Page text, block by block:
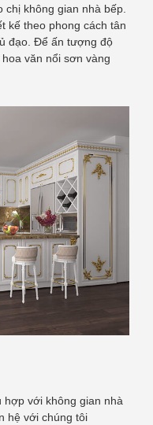
chị không gian nhà bếp.
kế theo phong cách tân
đạo. Để ấn tượng độ
văn nổi sơn vàng
với không gian nhà
hệ với chúng tôi